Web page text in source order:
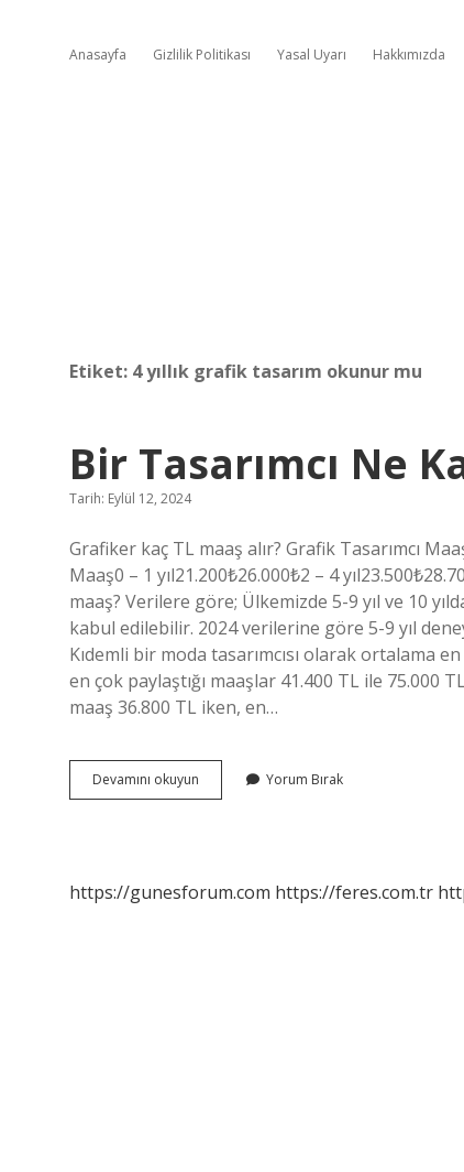
Anasayfa Gizlilik Politikası Yasal Uyarı Hakkımızda
Etiket: 4 yıllık grafik tasarım okunur mu
Bir Tasarımcı Ne
Tarih: Eylül 12, 2024
Grafiker kaç TL maaş alır? Grafik Tasarımcı
Maaş0 – 1 yıl21.200₺26.000₺2 – 4
maaş? Verilere göre; Ülkemizde 5-9 yıl ve 10
kabul edilebilir. 2024 verilerine göre 5-9 yıl
Kıdemli bir moda tasarımcısı olarak ortalama
en çok paylaştığı maaşlar 41.400 TL ile 75.000
maaş 36.800 TL iken, en…
Devamını okuyun
Tasarımcı
Yorum Bırak
https://gunesforum.com https://feres.com.tr